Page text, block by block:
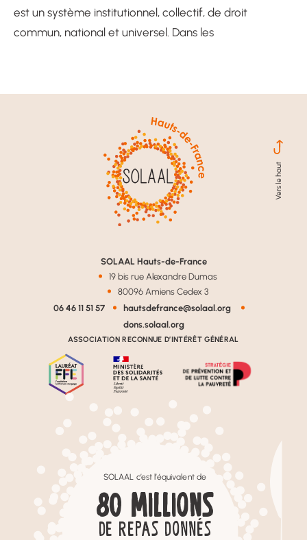
est un système institutionnel, collectif, de droit
commun, national et universel. Dans les
SOLAAL c’est l’équivalent de
80 MILLIONS
DE REPAS DONNÉS
SOLAAL Hauts-de-France
19 bis rue Alexandre Dumas
80096 Amiens Cedex 3
06 46 11 51 57
hautsdefrance@solaal.org
dons.solaal.org
ASSOCIATION RECONNUE D’INTÉRÊT GÉNÉRAL